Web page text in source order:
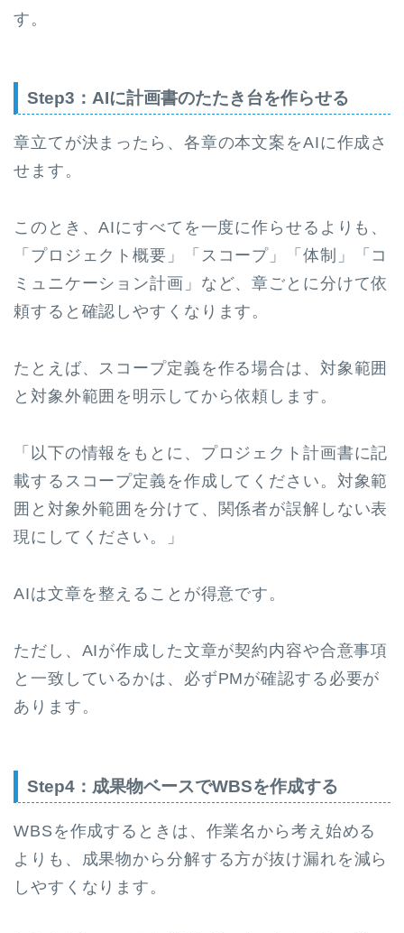
す。
Step3：AIに計画書のたたき台を作らせる
章立てが決まったら、各章の本文案をAIに作成さ
せます。
このとき、AIにすべてを一度に作らせるよりも、
「プロジェクト概要」「スコープ」「体制」「コ
ミュニケーション計画」など、章ごとに分けて依
頼すると確認しやすくなります。
たとえば、スコープ定義を作る場合は、対象範囲
と対象外範囲を明示してから依頼します。
「以下の情報をもとに、プロジェクト計画書に記
載するスコープ定義を作成してください。対象範
囲と対象外範囲を分けて、関係者が誤解しない表
現にしてください。」
AIは文章を整えることが得意です。
ただし、AIが作成した文章が契約内容や合意事項
と一致しているかは、必ずPMが確認する必要が
あります。
Step4：成果物ベースでWBSを作成する
WBSを作成するときは、作業名から考え始める
よりも、成果物から分解する方が抜け漏れを減ら
しやすくなります。